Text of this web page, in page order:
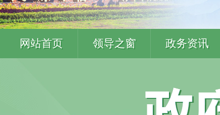
网站首页 领导之窗 政务资讯